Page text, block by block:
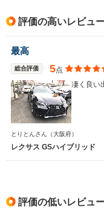
評価の高いレビュ
最高
総合評価 5点
凄く良い
とりとんさん （大阪府）
レクサス GSハイブリッド
評価の低いレビュ